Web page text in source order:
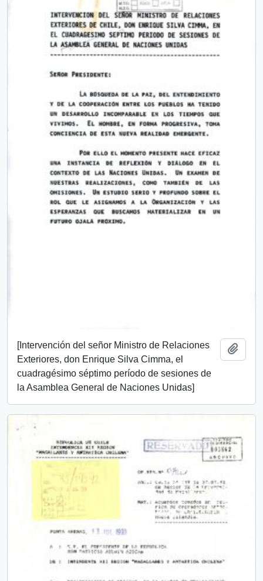
[Intervención del señor Ministro de Relaciones
Exteriores, don Enrique Silva Cimma, el
cuadragésimo séptimo período de sesiones de
la Asamblea General de Naciones Unidas]